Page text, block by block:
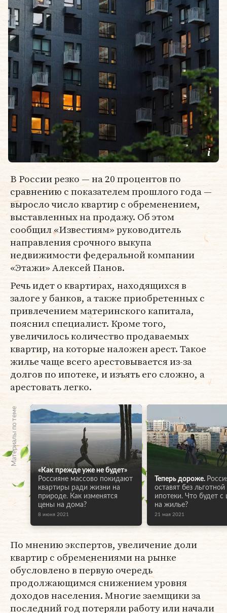
В России резко — на 20 процентов по
сравнению с показателем прошлого года —
выросло число квартир с обременением,
выставленных на продажу. Об этом
сообщил «Известиям» руководитель
направления срочного выкупа
недвижимости федеральной компании
«Этажи» Алексей Панов.
Речь идет о квартирах, находящихся в
залоге у банков, а также приобретенных с
привлечением материнского капитала,
пояснил специалист. Кроме того,
увеличилось количество продаваемых
квартир, на которые наложен арест. Такое
жилье чаще всего арестовывается из-за
долгов по ипотеке, и изъять его сложно, а
арестовать легко.
Материалы по теме
«Как прежде уже не будет»
Россияне массово покидают
квартиры ради жизни на
природе. Как изменятся
цены на дома?
8 июня 2021
Теперь дороже.
оставят без льготной
ипотеки. Что будет с
на жилье?
21 мая 2021
По мнению экспертов, увеличение доли
квартир с обременениями на рынке
обусловлено в первую очередь
продолжающимся снижением уровня
доходов населения. Многие заемщики за
последний год потеряли работу или начали